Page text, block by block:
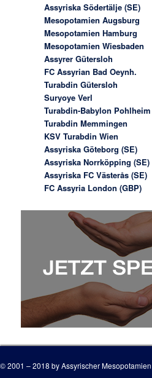
Assyriska Södertälje (SE)
Mesopotamien Augsburg
Mesopotamien Hamburg
Mesopotamien Wiesbaden
Assyrer Gütersloh
FC Assyrian Bad Oeynh.
Turabdin Gütersloh
Suryoye Verl
Turabdin-Babylon Pohlheim
Turabdin Memmingen
KSV Turabdin Wien
Assyriska Göteborg (SE)
Assyriska Norrköpping (SE)
Assyriska FC Västerås (SE)
FC Assyria London (GBP)
© 2001 – 2018 by Assyrischer